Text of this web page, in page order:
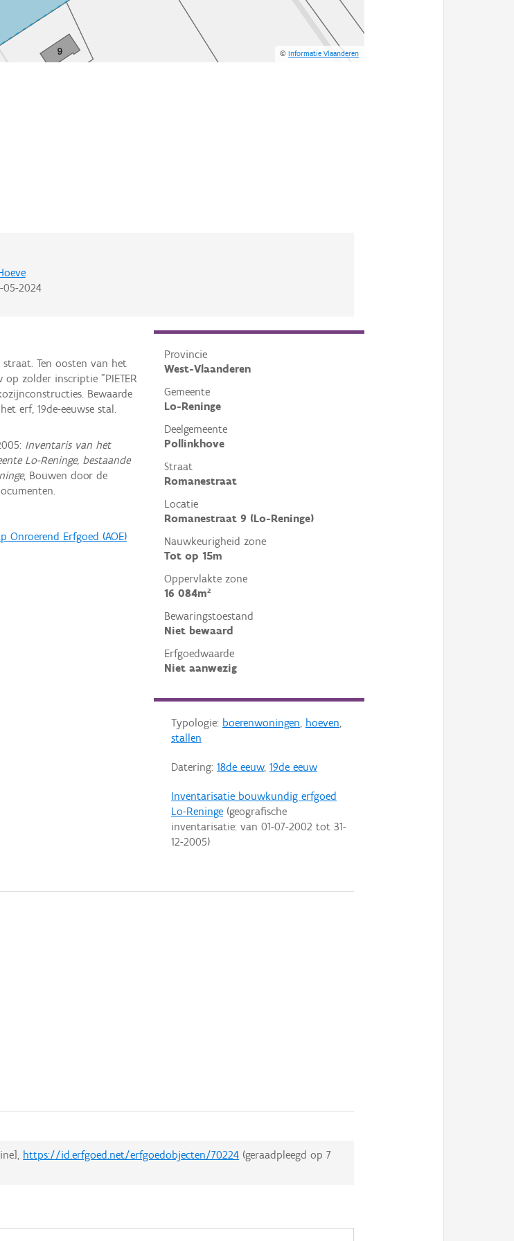
©Informatie Vlaanderen
05-2024
Provincie
West-Vlaanderen
Gemeente
Lo-Reninge
Deelgemeente
Pollinkhove
Straat
Romanestraat
Locatie
Romanestraat 9 (Lo-Reninge)
Nauwkeurigheid zone
Tot op 15m
Oppervlakte zone
16 084m²
Bewaringstoestand
Niet bewaard
Erfgoedwaarde
Niet aanwezig
Typologie: boerenwoningen, hoeven,
stallen
Datering: 18de eeuw, 19de eeuw
Inventarisatie bouwkundig erfgoed
Lo-Reninge(geografische
inventarisatie: van 01-07-2002tot 31-
12-2005)
Ten oosten van het
zolder inscriptie "PIETER
Bewaarde
erf, 19de-eeuwse stal.
Inventaris van het
Lo-Reninge, bestaande
, Bouwen door de
Onroerend Erfgoed (AOE)
https://id.erfgoed.net/erfgoedobjecten/70224 (geraadpleegd op7